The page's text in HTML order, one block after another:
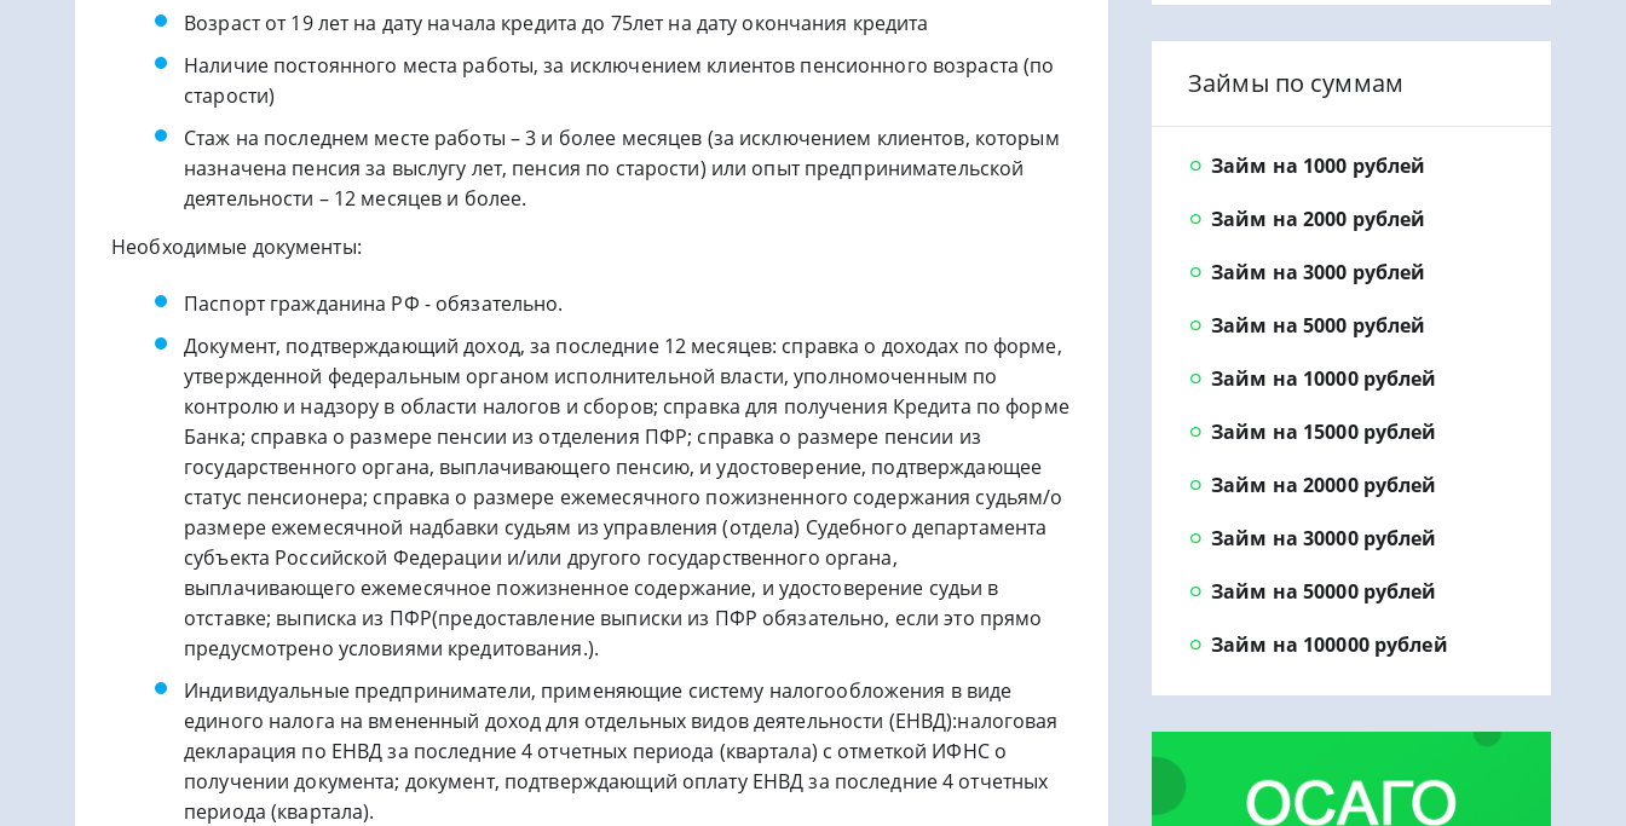
Возраст от 19 лет на дату начала кредита до 75лет на дату окончания кредита
Наличие постоянного места работы, за исключением клиентов пенсионного возраста (по
старости)
Стаж на последнем месте работы – 3 и более месяцев (за исключением клиентов, которым
назначена пенсия за выслугу лет, пенсия по старости) или опыт предпринимательской
деятельности – 12 месяцев и более.
Необходимые документы:
Паспорт гражданина РФ - обязательно.
Документ, подтверждающий доход, за последние 12 месяцев: справка о доходах по форме,
утвержденной федеральным органом исполнительной власти, уполномоченным по
контролю и надзору в области налогов и сборов; справка для получения Кредита по форме
Банка; справка о размере пенсии из отделения ПФР; справка о размере пенсии из
государственного органа, выплачивающего пенсию, и удостоверение, подтверждающее
статус пенсионера; справка о размере ежемесячного пожизненного содержания судьям/о
размере ежемесячной надбавки судьям из управления (отдела) Судебного департамента
субъекта Российской Федерации и/или другого государственного органа,
выплачивающего ежемесячное пожизненное содержание, и удостоверение судьи в
отставке; выписка из ПФР(предоставление выписки из ПФР обязательно, если это прямо
предусмотрено условиями кредитования.).
Индивидуальные предприниматели, применяющие систему налогообложения в виде
единого налога на вмененный доход для отдельных видов деятельности (ЕНВД):налоговая
декларация по ЕНВД за последние 4 отчетных периода (квартала) с отметкой ИФНС о
получении документа; документ, подтверждающий оплату ЕНВД за последние 4 отчетных
периода (квартала).
Займы по суммам
Займ на 1000 рублей
Займ на 2000 рублей
Займ на 3000 рублей
Займ на 5000 рублей
Займ на 10000 рублей
Займ на 15000 рублей
Займ на 20000 рублей
Займ на 30000 рублей
Займ на 50000 рублей
Займ на 100000 рублей